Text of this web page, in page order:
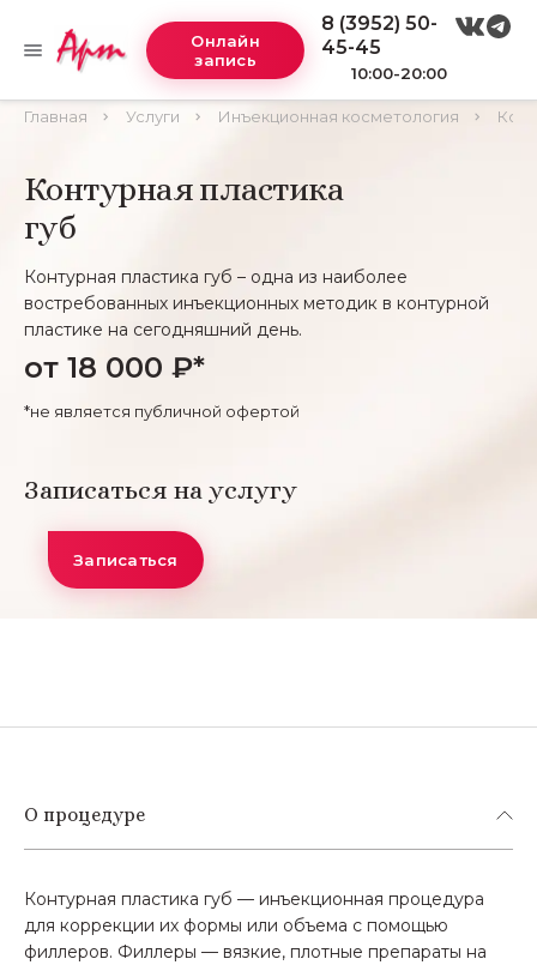
Онлайн
запись
8 (3952) 50-
45-45
10:00-20:00
Главная Услуги Инъекционная косметология
Контурная пластика
губ
Контурная пластика губ – одна из наиболее
востребованных инъекционных методик в контурной
пластике на сегодняшний день.
от 18 000 ₽*
*не является публичной офертой
Записаться на услугу
Записаться
О процедуре
Контурная пластика губ — инъекционная процедура
для коррекции их формы или объема с помощью
филлеров. Филлеры — вязкие, плотные препараты на